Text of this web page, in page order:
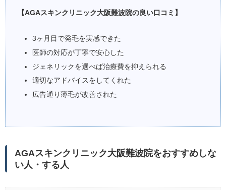
【AGAスキンクリニック大阪難波院の良い口コミ】
3ヶ月目で発毛を実感できた
医師の対応が丁寧で安心した
ジェネリックを選べば治療費を抑えられる
適切なアドバイスをしてくれた
広告通り薄毛が改善された
AGAスキンクリニック大阪難波院をおすすめしな
い人・する人